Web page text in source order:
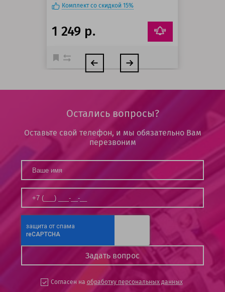
Комплект со скидкой 15%
1 249 р.
Остались вопросы?
Оставьте свой телефон, и мы обязательно Вам
перезвоним
Согласен на обработку персональных данных